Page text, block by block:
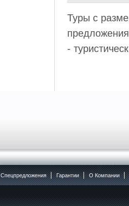
Туры с
-
Спецпредложения Гарантии O Компании